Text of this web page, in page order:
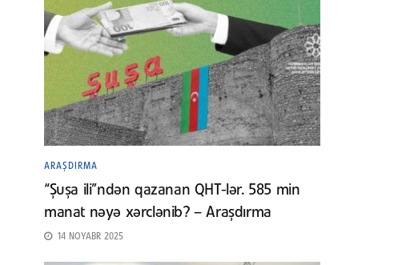
ARAŞDIRMA
“Şuşa ili”ndən qazanan QHT-lər. 585 min
manat nəyə xərclənib? – Araşdırma
14 NOYABR 2025